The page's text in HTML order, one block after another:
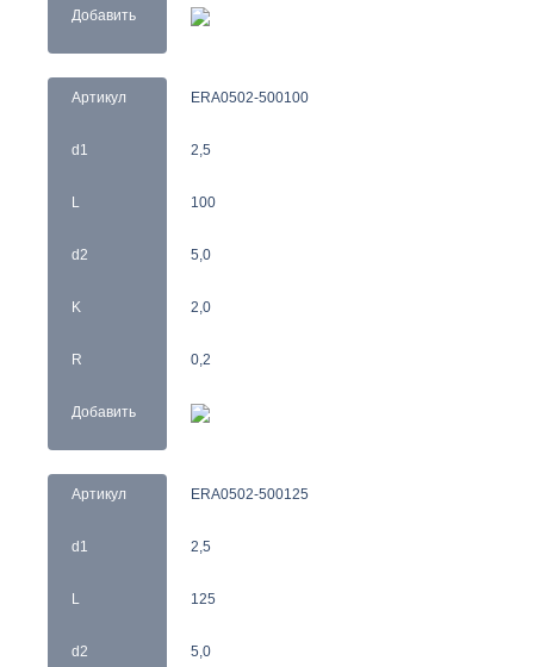
Добавить
Артикул
d1
L
d2
K
R
Добавить
ERA0502-500100
2,5
100
5,0
2,0
0,2
Артикул
d1
L
d2
ERA0502-500125
2,5
125
5,0